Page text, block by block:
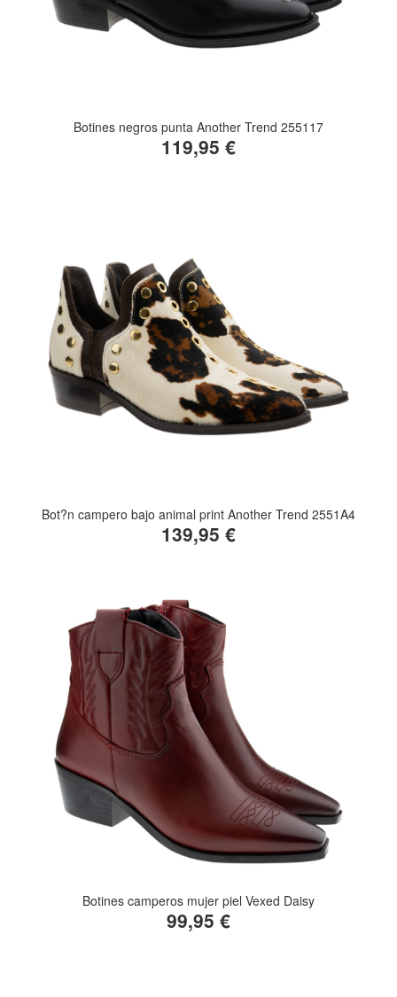
Botines negros punta Another Trend 255117
119,95 €
Bot?n campero bajo animal print Another Trend 2551A4
139,95 €
Botines camperos mujer piel Vexed Daisy
99,95 €